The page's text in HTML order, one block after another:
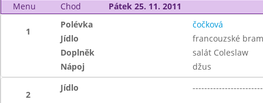
Menu
Chod Pátek 25. 11. 2011
1
Polévka
čočková
Jídlo
francouzské
Doplněk
salát Coleslaw
Nápoj
džus
2
Jídlo